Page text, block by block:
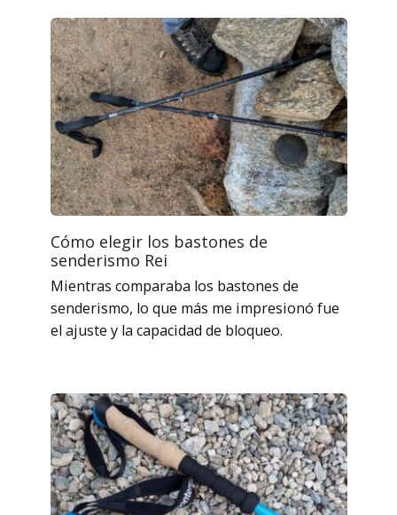
Cómo elegir los bastones de
senderismo Rei
Mientras comparaba los bastones de
senderismo, lo que más me impresionó fue
el ajuste y la capacidad de bloqueo.